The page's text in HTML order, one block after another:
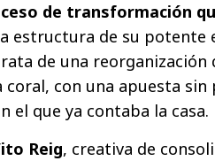
de transformación
estructura de su potente
de una reorganización
coral, con una apuesta
el que ya contaba la casa.
Reig, creativa de